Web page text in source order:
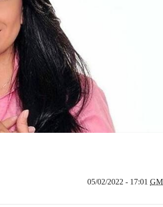
05/02/2022 - 17:01